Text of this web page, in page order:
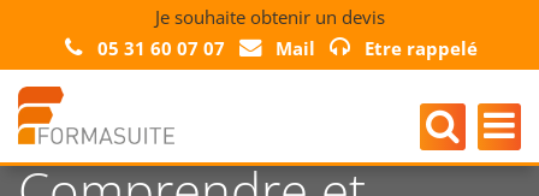
Je souhaite obtenir un devis
05 31 60 07 07
Mail Etre rappelé